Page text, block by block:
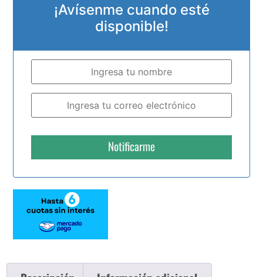
¡Avísenme cuando esté
disponible!
Notificarme